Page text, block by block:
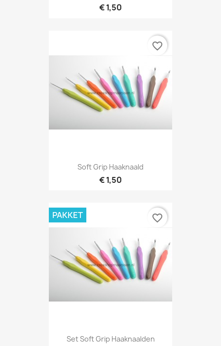
€ 1,50
Soft Grip Haaknaald
€ 1,50
favorite_border
Set Soft Grip Haaknaalden
PAKKET favorite_border